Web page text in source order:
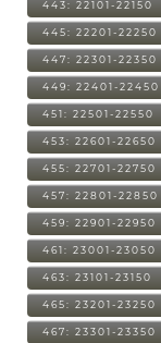
443: 22101-22150
445: 22201-22250
447: 22301-22350
449: 22401-22450
451: 22501-22550
453: 22601-22650
455: 22701-22750
457: 22801-22850
459: 22901-22950
461: 23001-23050
463: 23101-23150
465: 23201-23250
467: 23301-23350